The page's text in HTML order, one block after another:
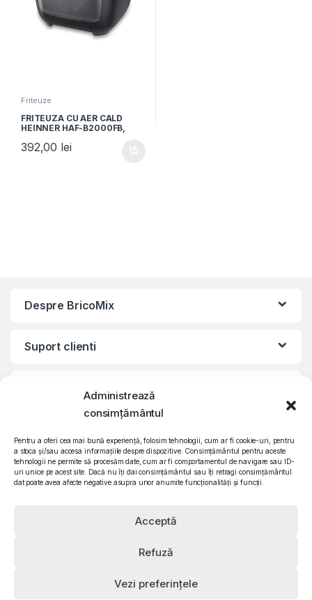
Administrează
consimțământul
Pentru a oferi cea mai bună experiență, folosim tehnologii, cum ar fi cookie-uri, pentru
a stoca și/sau accesa informațiile despre dispozitive. Consimțământul pentru aceste
tehnologii ne permite să procesăm date, cum ar fi comportamentul de navigare sau ID-
uri unice pe acest site. Dacă nu îți dai consimțământul sau îți retragi consimțământul
dat poate avea afecte negative asupra unor anumite funcționalități și funcții.
Acceptă
Refuză
Vezi preferințele
Friteuze
FRITEUZA CU AER CALD
HEINNER HAF-B2000FB,
cos 4.5L, Capacitate cuptor
392,00 lei
Despre BricoMix
Suport clienti
CIF: RO15571358 | Reg. com: J26/839/2003